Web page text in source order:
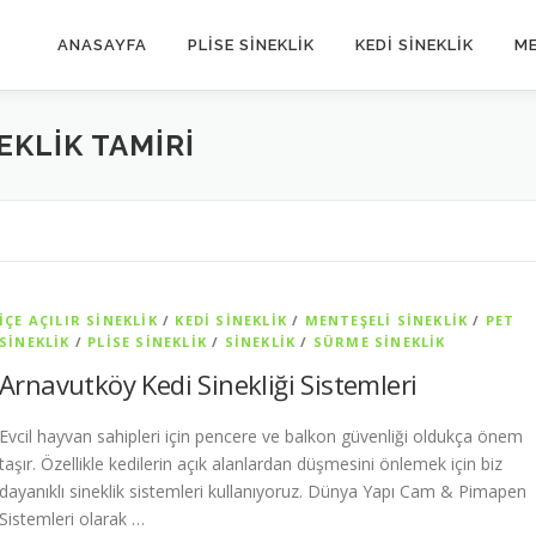
ANASAYFA PLİSE SİNEKLİK KEDİ SİNEKLİK
TAMIRI
İÇE AÇILIR SINEKLIK / KEDI SINEKLIK / MENTEŞELI SINEKLIK / PET
SİNEKLIK / PLISE SINEKLIK / SİNEKLİK / SÜRME SINEKLIK
Arnavutköy Kedi Sinekliği Sistemleri
Evcil hayvan sahipleri için pencere ve balkon güvenliği oldukça önem
taşır. Özellikle kedilerin açık alanlardan düşmesini önlemek için biz
dayanıklı sineklik sistemleri kullanıyoruz. Dünya Yapı Cam & Pimapen
Sistemleri olarak …